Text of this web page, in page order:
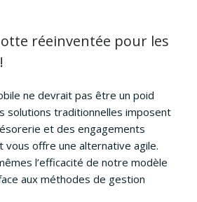
réeinventée pour les
ne devrait pas être un poid
solutions traditionnelles imposent
et des engagements
vous offre une alternative agile.
l’efficacité de notre modèle
aux méthodes de gestion